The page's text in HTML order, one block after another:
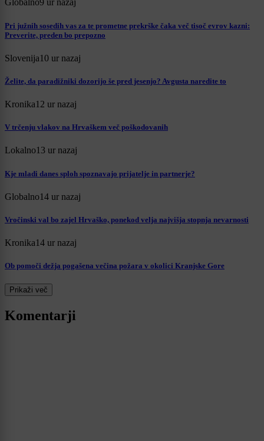
Globalno9 ur nazaj
Pri južnih sosedih vas za te prometne prekrške čaka več tisoč evrov kazni:
Preverite, preden bo prepozno
Slovenija10 ur nazaj
Želite, da paradižniki dozorijo še pred jesenjo? Avgusta naredite to
Kronika12 ur nazaj
V trčenju vlakov na Hrvaškem več poškodovanih
Lokalno13 ur nazaj
Kje mladi danes sploh spoznavajo prijatelje in partnerje?
Globalno14 ur nazaj
Vročinski val bo zajel Hrvaško, ponekod velja najvišja stopnja nevarnosti
Kronika14 ur nazaj
Ob pomoči dežja pogašena večina požara v okolici Kranjske Gore
Prikaži več
Komentarji